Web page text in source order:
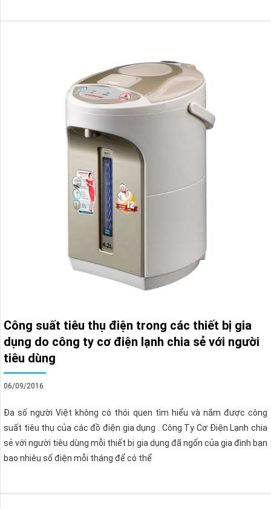
Công suất tiêu thụ điện trong các thiết bị gia
dụng do công ty cơ điện lạnh chia sẻ với người
tiêu dùng
06/09/2016
Đa số người Việt không có thói quen tìm hiểu và nắm được công
suất tiêu thụ của các đồ điện gia dụng . Công Ty Cơ Điện Lạnh chia
sẻ với người tiêu dùng mỗi thiết bị gia dụng đã ngốn của gia đình bạn
bao nhiêu số điện mỗi tháng để có thể